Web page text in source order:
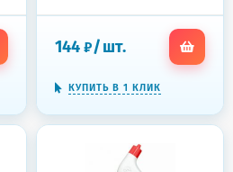
144 ₽/шт.
КУПИТЬ В 1 КЛИК